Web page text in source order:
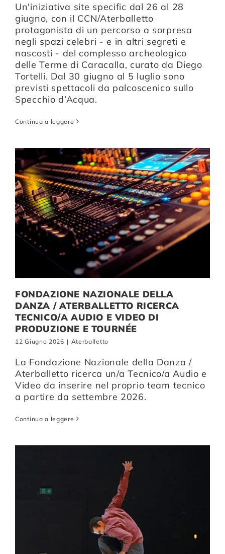
Un'iniziativa site specific dal 26 al 28
giugno, con il CCN/Aterballetto
protagonista di un percorso a sorpresa
negli spazi celebri - e in altri segreti e
nascosti - del complesso archeologico
delle Terme di Caracalla, curato da Diego
Tortelli. Dal 30 giugno al 5 luglio sono
previsti spettacoli da palcoscenico sullo
Specchio d’Acqua.
Continua a leggere
FONDAZIONE NAZIONALE DELLA
DANZA / ATERBALLETTO RICERCA
TECNICO/A AUDIO E VIDEO DI
PRODUZIONE E TOURNÉE
12 Giugno 2026 | Aterballetto
La Fondazione Nazionale della Danza /
Aterballetto ricerca un/a Tecnico/a Audio e
Video da inserire nel proprio team tecnico
a partire da settembre 2026.
Continua a leggere